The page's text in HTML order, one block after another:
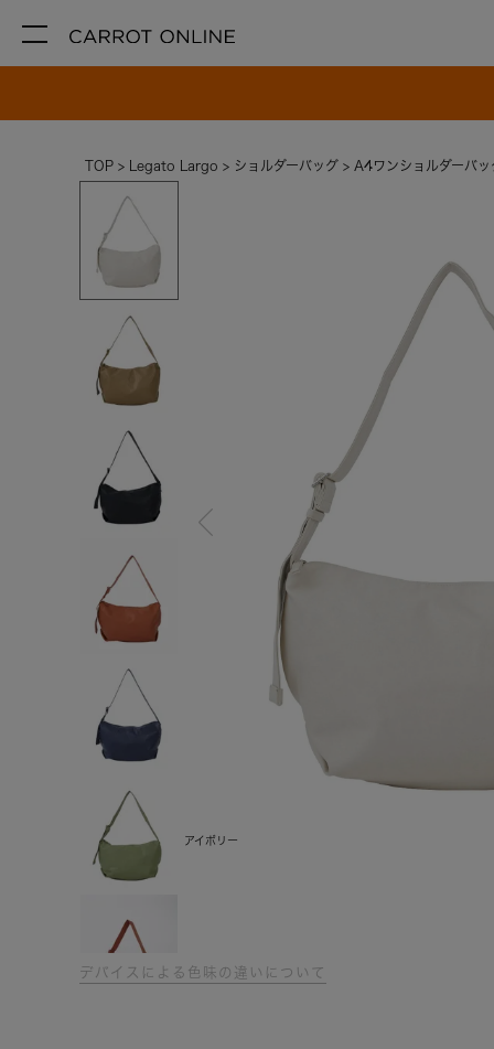
TOP Legato Largo ショルダーバッグ A4ワンショルダーバ
アイボリー
デバイスによる色味の違いについて